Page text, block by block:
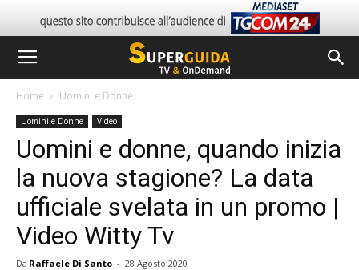
Home Uomini e Donne
Uomini e Donne Video
Uomini e donne, quando inizia
la nuova stagione? La data
ufficiale svelata in un promo |
Video Witty Tv
Da Raffaele Di Santo - 28 Agosto 2020